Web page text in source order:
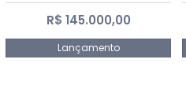
R$ 145.000,00
Lançamento